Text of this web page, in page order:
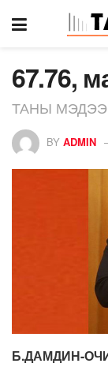
67.76,
ТАНЫ
BY ADMIN
Б.ДАМДИН-